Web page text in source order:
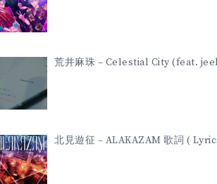
荒井麻珠 – Celestial City (feat.
北見遊征 – ALAKAZAM 歌詞 (